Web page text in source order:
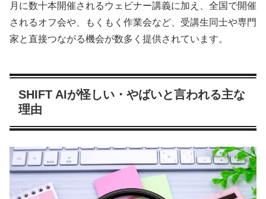
月に数十本開催されるウェビナー講義に加え、全国で開催
されるオフ会や、もくもく作業会など、受講生同士や専門
家と直接つながる機会が数多く提供されています。
SHIFT AIが怪しい・やばいと言われる主な
理由